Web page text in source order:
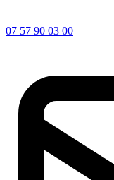
07 57 90 03 00